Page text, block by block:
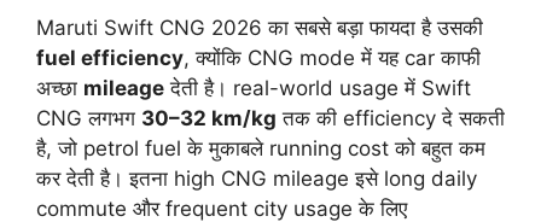
Maruti Swift CNG 2026 का सबसे बड़ा फायदा है उसकी
fuel efficiency, क्योंकि CNG mode में यह car काफी
अच्छा mileage देती है। real-world usage में Swift
CNG लगभग 30–32 km/kg तक की efficiency दे सकती
है, जो petrol fuel के मुकाबले running cost को बहुत कम
कर देती है। इतना high CNG mileage इसे long daily
commute और frequent city usage के लिए